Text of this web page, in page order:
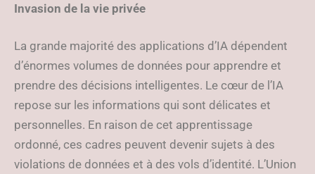
Invasion de la vie privée
La grande majorité des applications d’IA dépendent
d’énormes volumes de données pour apprendre et
prendre des décisions intelligentes. Le cœur de l’IA
repose sur les informations qui sont délicates et
personnelles. En raison de cet apprentissage
ordonné, ces cadres peuvent devenir sujets à des
violations de données et à des vols d’identité. L’Union